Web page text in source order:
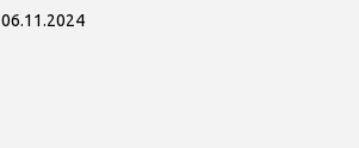
06.11.2024